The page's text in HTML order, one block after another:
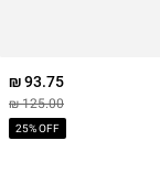
93.75 ₪
125.00 ₪
25% OFF